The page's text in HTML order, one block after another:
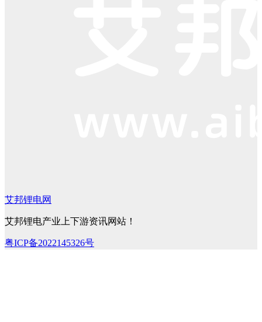
艾邦锂电网
艾邦锂电产业上下游资讯网站！
粤ICP备2022145326号